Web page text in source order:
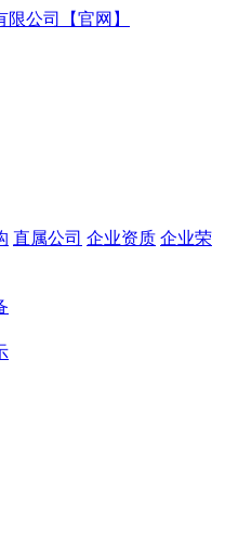
直属公司 企业资质 企业荣